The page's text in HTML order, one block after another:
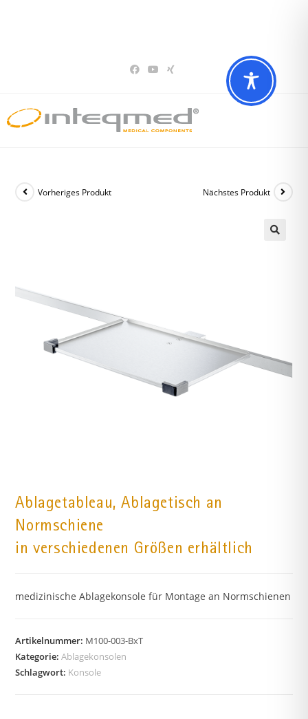
Vorheriges Produkt Nächstes Produkt
Ablagetableau, Ablagetisch an
Normschiene
in verschiedenen Größen erhältlich
medizinische Ablagekonsole für Montage an Normschienen
Artikelnummer: M100-003-BxT
Kategorie:Ablagekonsolen
Schlagwort: Konsole